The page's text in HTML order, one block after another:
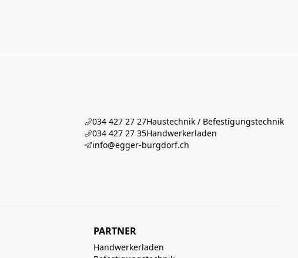
034 427 27 27Haustechnik / Befestigungstechnik
034 427 27 35Handwerkerladen
info@egger-burgdorf.ch
PARTNER
Handwerkerladen